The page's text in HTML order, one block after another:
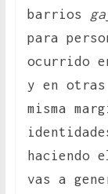
barrios
para
ocurrido
y en
misma
haciendo
vas a